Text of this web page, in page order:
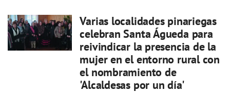
Varias localidades pinariegas
celebran Santa Águeda para
reivindicar la presencia de la
mujer en el entorno rural con
el nombramiento de
'Alcaldesas por un día'